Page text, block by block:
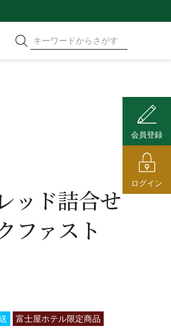
会員登録
ログイン
ッド詰合せ
ファスト
富士屋ホテル限定商品